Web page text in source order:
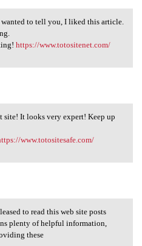
wanted to tell
to tell you, I liked this article.
https://www.totositenet.com/
site! It looks
site! It looks very expert! Keep up
www.totositesafe.com/
to read
to read this web site posts
plenty of helpful information,
these